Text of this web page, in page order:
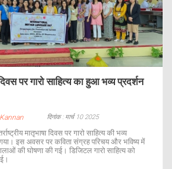
पर गारो साहित्य का हुआ भव्य प्रदर्शन
दिनांक : मार्च 10 2025
मातृभाषा दिवस पर गारो साहित्य की भव्य
गया। इस अवसर पर कविता संग्रह परिचय और भविष्य में
की घोषणा की गई। डिजिटल गारो साहित्य को